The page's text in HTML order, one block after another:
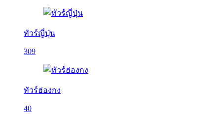
ทัวร์ญี่ปุ่น
309
ทัวร์ฮ่องกง
40